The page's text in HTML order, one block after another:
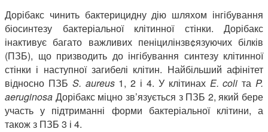
Дорібакс чинить бактерицидну дію шляхом інгібування
біосинтезу бактеріальної клітинної стінки. Дорібакс
інактивує багато важливих пеніцилінзв¢язуючих білків
(ПЗБ), що призводить до інгібування синтезу клітинної
стінки і наступної загибелі клітин. Найбільший афінітет
відносно ПЗБ S. aureus1, 2 і 4. У клітинах E.coli таP.
aeruginosa Дорібакс міцно зв’язується з ПЗБ 2, який бере
участь у підтриманні форми бактеріальної клітини, а
також з ПЗБ 3 і 4.